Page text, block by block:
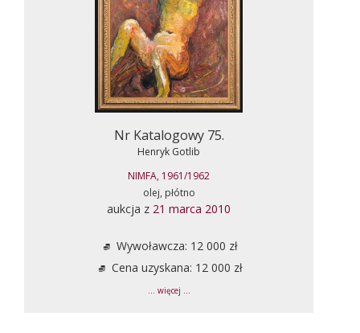
Nr Katalogowy 75.
Henryk Gotlib
NIMFA, 1961/1962
olej, płótno
aukcja z 21 marca 2010
Wywoławcza: 12 000 zł
Cena uzyskana: 12 000 zł
... więcej ...